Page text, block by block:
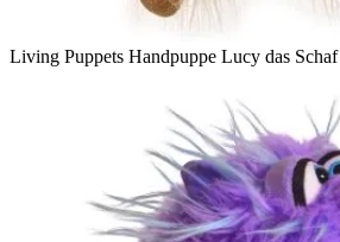
Living Puppets Handpuppe Lucy das Schaf